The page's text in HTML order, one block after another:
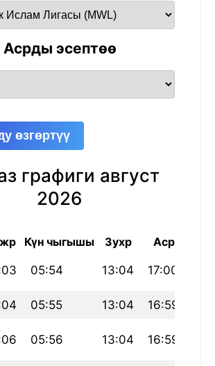
Асрды эсептөө
өзгөртүү
графиги август
2026
Күн чыгышы Зухр Аср
05:54 13:04 17:00
05:55 13:04 16:59
05:56 13:04 16:59